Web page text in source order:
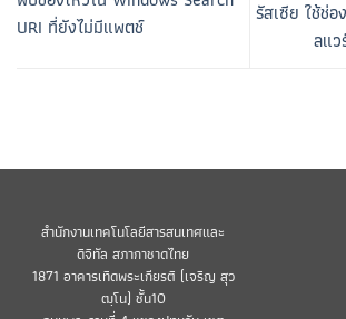
URI ที่ยังไม่มีแพตช์
รัสเซีย ใช้ช่
ลแว
สำนักงานเทคโนโลยีสารสนเทศและ
ดิจิทัล สภากาชาดไทย
1871 อาคารเทิดพระเกียรติ (เจริญ สุว
ฒฺโน) ชั้น10